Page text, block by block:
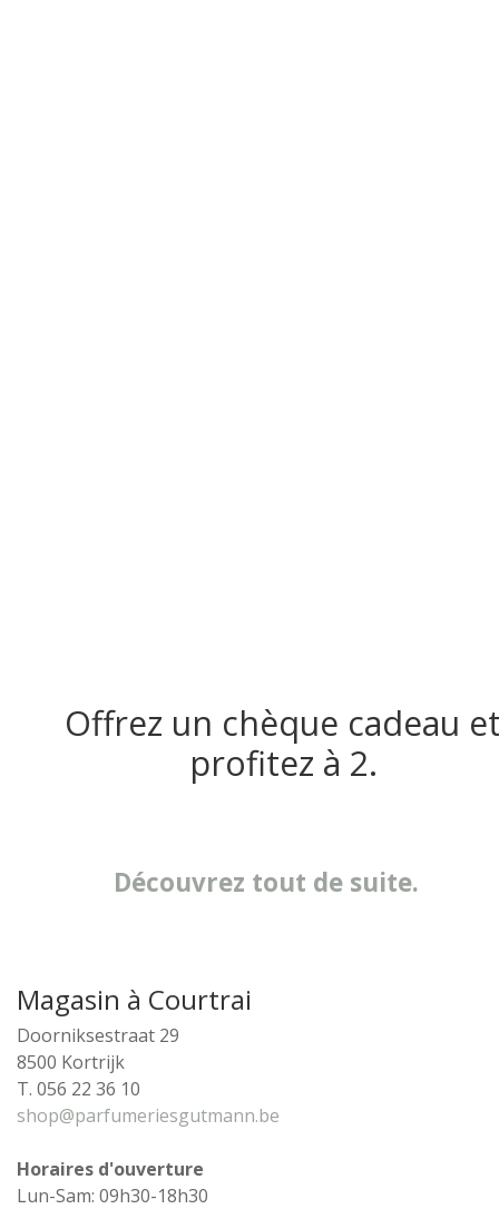
Offrez un chèque cadeau
profitez à 2.
Découvrez tout de suite.
Magasin à Courtrai
Doorniksestraat 29
8500 Kortrijk
T. 056 22 36 10
shop@parfumeriesgutmann.be
Horaires d'ouverture
Lun-Sam: 09h30-18h30